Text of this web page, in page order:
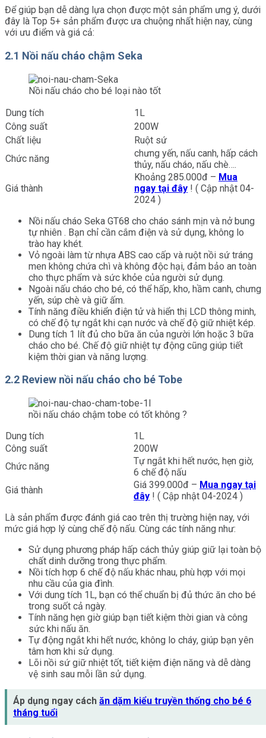
Để giúp bạn dễ dàng lựa chọn được một sản phẩm ưng ý, dưới
đây là Top 5+ sản phẩm được ưa chuộng nhất hiện nay, cùng
với ưu điểm và giá cả:
2.1 Nồi nấu cháo chậm Seka
Nồi nấu cháo cho bé loại nào tốt
Dung tích
1L
Công suất
200W
Chất liệu
Ruột sứ
Chức năng
chưng yến, nấu canh, hấp cách
thủy, nấu cháo, nấu chè….
Giá thành
Khoảng 285.000đ – Mua
ngay tại đây ! ( Cập nhật 04-
2024 )
Nồi nấu cháo Seka GT68 cho cháo sánh mịn và nở bung
tự nhiên . Bạn chỉ cần cắm điện và sử dụng, không lo
trào hay khét.
Vỏ ngoài làm từ nhựa ABS cao cấp và ruột nồi sứ tráng
men không chứa chì và không độc hại, đảm bảo an toàn
cho thực phẩm và sức khỏe của người sử dụng.
Ngoài nấu cháo cho bé, có thể hấp, kho, hầm canh, chưng
yến, súp chè và giữ ấm.
Tính năng điều khiển điện tử và hiển thị LCD thông minh,
có chế độ tự ngắt khi cạn nước và chế độ giữ nhiệt kép.
Dung tích 1 lít đủ cho bữa ăn của người lớn hoặc 3 bữa
cháo cho bé. Chế độ giữ nhiệt tự động cũng giúp tiết
kiệm thời gian và năng lượng.
2.2 Review nồi nấu cháo cho bé Tobe
nồi nấu cháo chậm tobe có tốt không ?
Dung tích
1L
Công suất
200W
Chức năng
Tự ngắt khi hết nước, hẹn giờ,
6 chế độ nấu
Giá thành
Giá 399.000đ – Mua ngay tại
đây ! ( Cập nhật 04-2024 )
Là sản phẩm được đánh giá cao trên thị trường hiện nay, với
mức giá hợp lý cùng chế độ nấu. Cùng các tính năng như:
Sử dụng phương pháp hấp cách thủy giúp giữ lại toàn bộ
chất dinh dưỡng trong thực phẩm.
Nồi tích hợp 6 chế độ nấu khác nhau, phù hợp với mọi
nhu cầu của gia đình.
Với dung tích 1L, bạn có thể chuẩn bị đủ thức ăn cho bé
trong suốt cả ngày.
Tính năng hẹn giờ giúp bạn tiết kiệm thời gian và công
sức khi nấu ăn.
Tự động ngắt khi hết nước, không lo cháy, giúp bạn yên
tâm hơn khi sử dụng.
Lõi nồi sứ giữ nhiệt tốt, tiết kiệm điện năng và dễ dàng
vệ sinh sau mỗi lần sử dụng.
Áp dụng ngay cách ăn dặm kiểu truyền thống cho bé 6
tháng tuổi